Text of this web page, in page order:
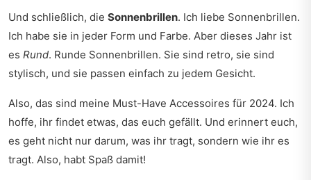
Und schließlich, die Sonnenbrillen. Ich liebe Sonnenbrillen.
Ich habe sie in jeder Form und Farbe. Aber dieses Jahr ist
es Rund. Runde Sonnenbrillen. Sie sind retro, sie sind
stylisch, und sie passen einfach zu jedem Gesicht.
Also, das sind meine Must-Have Accessoires für 2024. Ich
hoffe, ihr findet etwas, das euch gefällt. Und erinnert euch,
es geht nicht nur darum, was ihr tragt, sondern wie ihr es
tragt. Also, habt Spaß damit!